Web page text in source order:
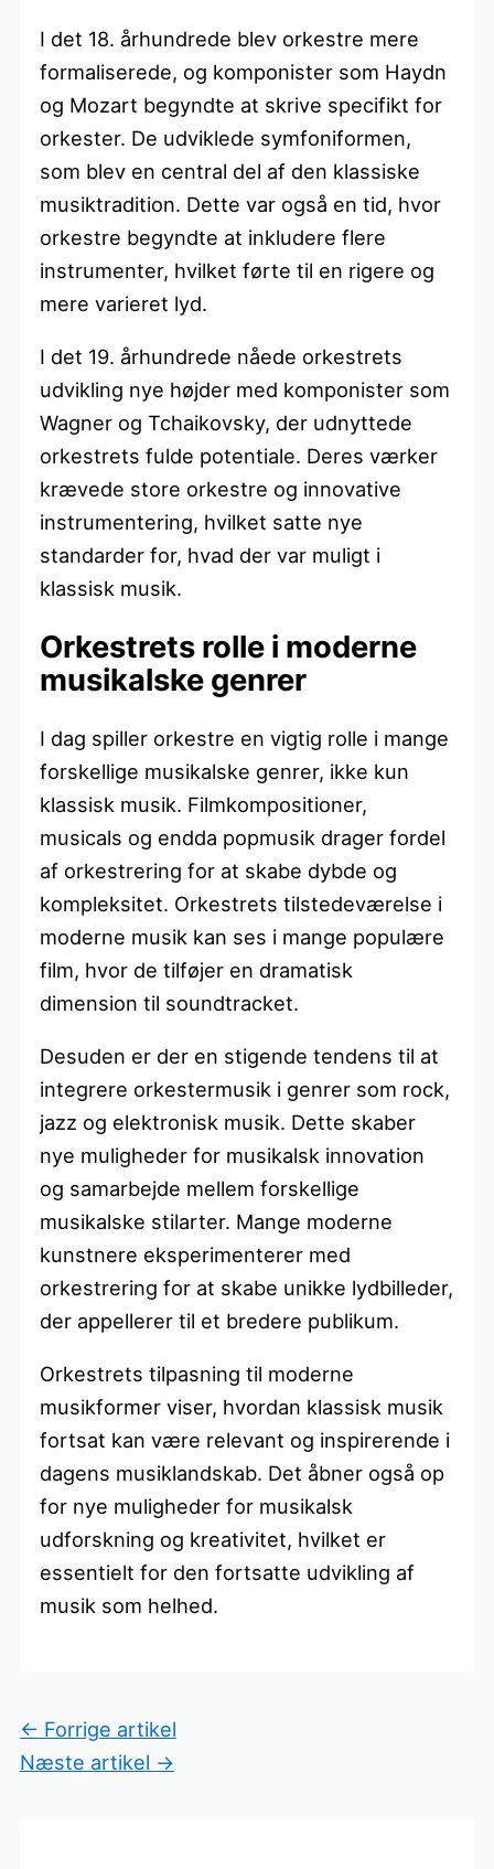
I det 18. århundrede blev orkestre mere
formaliserede, og komponister som Haydn
og Mozart begyndte at skrive specifikt for
orkester. De udviklede symfoniformen,
som blev en central del af den klassiske
musiktradition. Dette var også en tid, hvor
orkestre begyndte at inkludere flere
instrumenter, hvilket førte til en rigere og
mere varieret lyd.
I det 19. århundrede nåede orkestrets
udvikling nye højder med komponister som
Wagner og Tchaikovsky, der udnyttede
orkestrets fulde potentiale. Deres værker
krævede store orkestre og innovative
instrumentering, hvilket satte nye
standarder for, hvad der var muligt i
klassisk musik.
Orkestrets rolle i moderne
musikalske genrer
I dag spiller orkestre en vigtig rolle i mange
forskellige musikalske genrer, ikke kun
klassisk musik. Filmkompositioner,
musicals og endda popmusik drager fordel
af orkestrering for at skabe dybde og
kompleksitet. Orkestrets tilstedeværelse i
moderne musik kan ses i mange populære
film, hvor de tilføjer en dramatisk
dimension til soundtracket.
Desuden er der en stigende tendens til at
integrere orkestermusik i genrer som rock,
jazz og elektronisk musik. Dette skaber
nye muligheder for musikalsk innovation
og samarbejde mellem forskellige
musikalske stilarter. Mange moderne
kunstnere eksperimenterer med
orkestrering for at skabe unikke lydbilleder,
der appellerer til et bredere publikum.
Orkestrets tilpasning til moderne
musikformer viser, hvordan klassisk musik
fortsat kan være relevant og inspirerende i
dagens musiklandskab. Det åbner også op
for nye muligheder for musikalsk
udforskning og kreativitet, hvilket er
essentielt for den fortsatte udvikling af
musik som helhed.
← Forrige artikel
Næste artikel →